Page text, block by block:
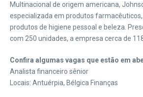
Multinacional de origem americana,
especializada em produtos
produtos de higiene pessoal e beleza.
com 250 unidades, a empresa cerca de
Confira algumas vagas que estão em
Analista financeiro sênior
Locais: Antuérpia, Bélgica Finanças